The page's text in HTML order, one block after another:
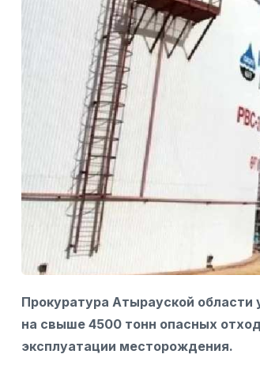
Прокуратура Атырауской области
на свыше 4500 тонн опасных
эксплуатации месторождения.